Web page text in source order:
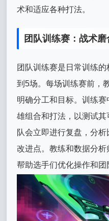
术和适应各种打法。
团队训练赛：战术
团队训练赛是日常训练
到5场。每场训练赛前，
明确分工和目标。训练
雄组合和打法，以测试
队会立即进行复盘，分
改进点。教练和数据分析
帮助选手们优化操作和团